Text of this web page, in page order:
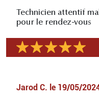
Technicien attentif
pour le rendez-vous
Jarod C. le 19/05/